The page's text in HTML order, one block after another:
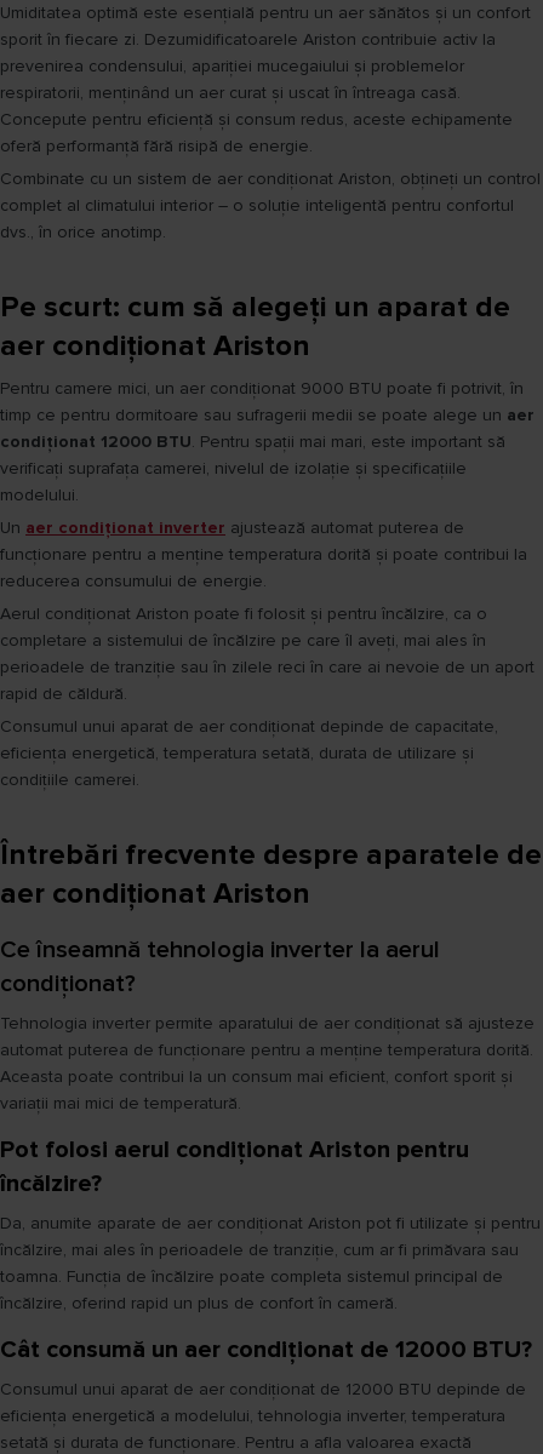
Umiditatea optimă este esențială pentru un aer sănătos și un confort
sporit în fiecare zi. Dezumidificatoarele Ariston contribuie activ la
prevenirea condensului, apariției mucegaiului și problemelor
respiratorii, menținând un aer curat și uscat în întreaga casă.
Concepute pentru eficiență și consum redus, aceste echipamente
oferă performanță fără risipă de energie.
Combinate cu un sistem de aer condiționat Ariston, obțineți un control
complet al climatului interior – o soluție inteligentă pentru confortul
dvs., în orice anotimp.
Pe scurt: cum să alegeți un aparat de
aer condiționat Ariston
Pentru camere mici, un aer condiționat 9000 BTU poate fi potrivit, în
timp ce pentru dormitoare sau sufragerii medii se poate alege un aer
condiționat 12000 BTU. Pentru spații mai mari, este important să
verificați suprafața camerei, nivelul de izolație și specificațiile
modelului.
Un aer condiționat inverter ajustează automat puterea de
funcționare pentru a menține temperatura dorită și poate contribui la
reducerea consumului de energie.
Aerul condiționat Ariston poate fi folosit și pentru încălzire, ca o
completare a sistemului de încălzire pe care îl aveți, mai ales în
perioadele de tranziție sau în zilele reci în care ai nevoie de un aport
rapid de căldură.
Consumul unui aparat de aer condiționat depinde de capacitate,
eficiența energetică, temperatura setată, durata de utilizare și
condițiile camerei.
Întrebări frecvente despre aparatele de
aer condiționat Ariston
Ce înseamnă tehnologia inverter la aerul
condiționat?
Tehnologia inverter permite aparatului de aer condiționat să ajusteze
automat puterea de funcționare pentru a menține temperatura dorită.
Aceasta poate contribui la un consum mai eficient, confort sporit și
variații mai mici de temperatură.
Pot folosi aerul condiționat Ariston pentru
încălzire?
Da, anumite aparate de aer condiționat Ariston pot fi utilizate și pentru
încălzire, mai ales în perioadele de tranziție, cum ar fi primăvara sau
toamna. Funcția de încălzire poate completa sistemul principal de
încălzire, oferind rapid un plus de confort în cameră.
Cât consumă un aer condiționat de 12000 BTU?
Consumul unui aparat de aer condiționat de 12000 BTU depinde de
eficiența energetică a modelului, tehnologia inverter, temperatura
setată și durata de funcționare. Pentru a afla valoarea exactă